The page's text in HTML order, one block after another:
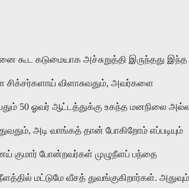
கூட கடுமையாக அச்சுறுத்தி இருந்தது இந்த
விளாசுவதும், அவர்களை
50 ஓவர் ஆட்டத்துக்கு உகந்த மனநிலை
அடி வாங்கத் தான் போகிறோம் எப்படியும்
குமார் போன்றவர்கள் முழுநீளப் பந்தை
மட்டுமே வீசத் துவங்குகிறார்கள். அதுவும்